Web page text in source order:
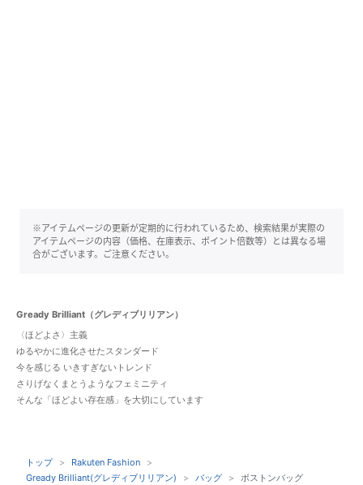
※アイテムページの更新が定期的に行われているため、検索結果が実際の
アイテムページの内容（価格、在庫表示、ポイント倍数等）とは異なる場
合がございます。ご注意ください。
Gready Brilliant（グレディブリリアン）
〈ほどよさ〉主義
ゆるやかに進化させたスタンダード
今を感じる いきすぎないトレンド
さりげなくまとうようなフェミニティ
そんな「ほどよい存在感」を大切にしています
トップ
Rakuten Fashion
Gready Brilliant(グレディブリリアン)
バッグ ボストンバッグ